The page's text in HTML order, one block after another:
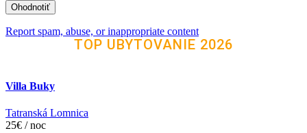
Report spam, abuse, or inappropriate content
TOP UBYTOVANIE 2026
Villa Buky
Tatranská Lomnica
25€ / noc